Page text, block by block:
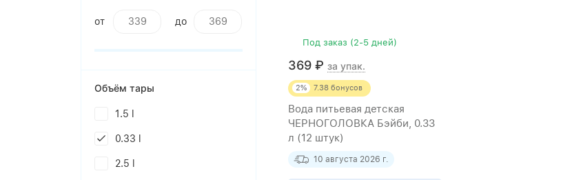
Под заказ (2-5 дней)
369 ₽ за упак.
2% 7.38 бонусов
Вода питьевая детская
ЧЕРНОГОЛОВКА Бэйби, 0.33
л (12 штук)
10 августа 2026 г.
от до
Объём тары
1.5 l
0.33 l
2.5 l